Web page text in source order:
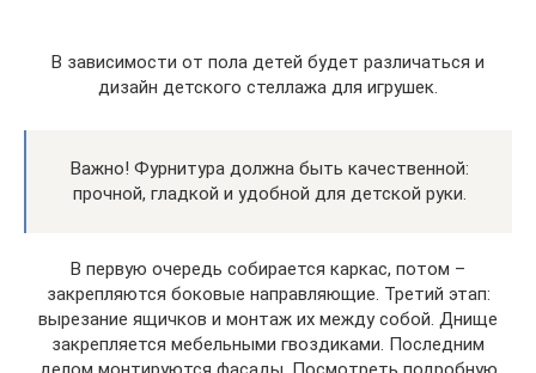
В зависимости от пола детей будет различаться и
дизайн детского стеллажа для игрушек.
Важно! Фурнитура должна быть качественной:
прочной, гладкой и удобной для детской руки.
В первую очередь собирается каркас, потом –
закрепляются боковые направляющие. Третий этап:
вырезание ящичков и монтаж их между собой. Днище
закрепляется мебельными гвоздиками. Последним